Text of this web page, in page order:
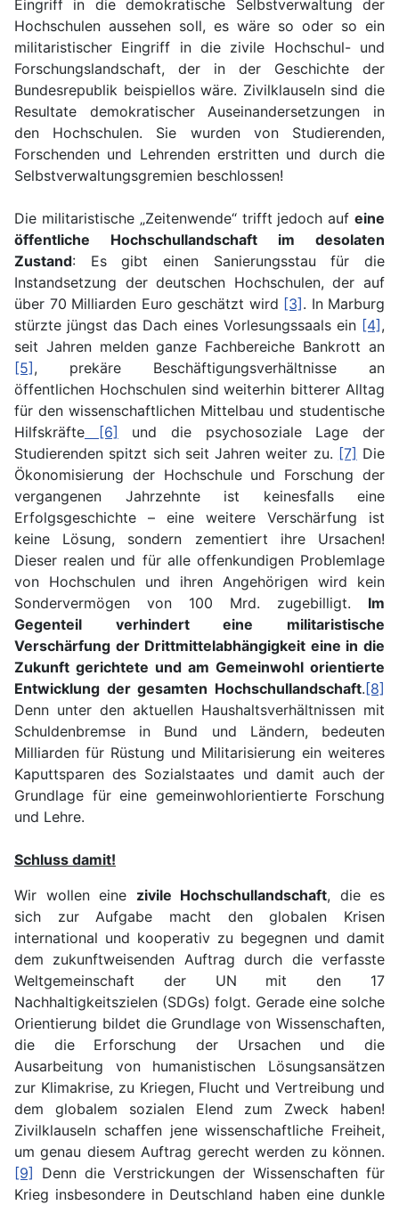
Eingriff in die demokratische Selbstverwaltung der
Hochschulen aussehen soll, es wäre so oder so ein
militaristischer Eingriff in die zivile Hochschul- und
Forschungslandschaft, der in der Geschichte der
Bundesrepublik beispiellos wäre. Zivilklauseln sind die
Resultate demokratischer Auseinandersetzungen in
den Hochschulen. Sie wurden von Studierenden,
Forschenden und Lehrenden erstritten und durch die
Selbstverwaltungsgremien beschlossen!
Die militaristische „Zeitenwende“ trifft jedoch auf eine
öffentliche Hochschullandschaft im desolaten
Zustand: Es gibt einen Sanierungsstau für die
Instandsetzung der deutschen Hochschulen, der auf
über 70 Milliarden Euro geschätzt wird [3]. In Marburg
stürzte jüngst das Dach eines Vorlesungssaals ein [4],
seit Jahren melden ganze Fachbereiche Bankrott an
[5], prekäre Beschäftigungsverhältnisse an
öffentlichen Hochschulen sind weiterhin bitterer Alltag
für den wissenschaftlichen Mittelbau und studentische
Hilfskräfte [6] und die psychosoziale Lage der
Studierenden spitzt sich seit Jahren weiter zu. [7] Die
Ökonomisierung der Hochschule und Forschung der
vergangenen Jahrzehnte ist keinesfalls eine
Erfolgsgeschichte – eine weitere Verschärfung ist
keine Lösung, sondern zementiert ihre Ursachen!
Dieser realen und für alle offenkundigen Problemlage
von Hochschulen und ihren Angehörigen wird kein
Sondervermögen von 100 Mrd. zugebilligt. Im
Gegenteil verhindert eine militaristische
Verschärfung der Drittmittelabhängigkeit eine in die
Zukunft gerichtete und am Gemeinwohl orientierte
Entwicklung der gesamten Hochschullandschaft.[8]
Denn unter den aktuellen Haushaltsverhältnissen mit
Schuldenbremse in Bund und Ländern, bedeuten
Milliarden für Rüstung und Militarisierung ein weiteres
Kaputtsparen des Sozialstaates und damit auch der
Grundlage für eine gemeinwohlorientierte Forschung
und Lehre.
Schluss damit!
Wir wollen eine zivile Hochschullandschaft, die es
sich zur Aufgabe macht den globalen Krisen
international und kooperativ zu begegnen und damit
dem zukunftweisenden Auftrag durch die verfasste
Weltgemeinschaft der UN mit den 17
Nachhaltigkeitszielen (SDGs) folgt. Gerade eine solche
Orientierung bildet die Grundlage von Wissenschaften,
die die Erforschung der Ursachen und die
Ausarbeitung von humanistischen Lösungsansätzen
zur Klimakrise, zu Kriegen, Flucht und Vertreibung und
dem globalem sozialen Elend zum Zweck haben!
Zivilklauseln schaffen jene wissenschaftliche Freiheit,
um genau diesem Auftrag gerecht werden zu können.
[9] Denn die Verstrickungen der Wissenschaften für
Krieg insbesondere in Deutschland haben eine dunkle